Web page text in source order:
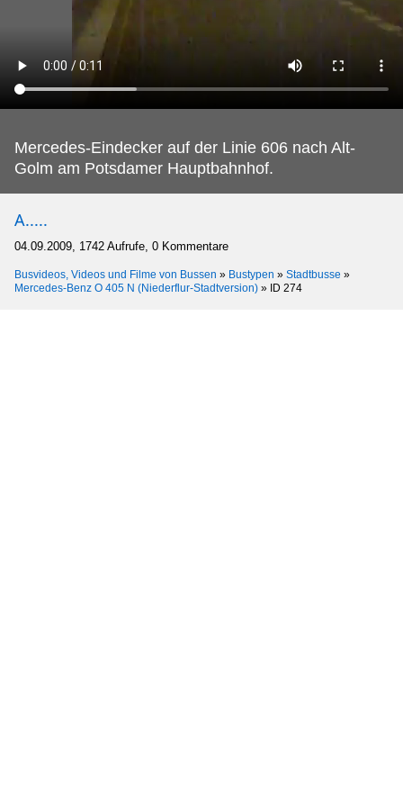
Mercedes-Eindecker auf der Linie 606 nach Alt-
Golm am Potsdamer Hauptbahnhof.
A.....
04.09.2009, 1742 Aufrufe, 0 Kommentare
Busvideos, Videos und Filme von Bussen » Bustypen » Stadtbusse »
Mercedes-Benz O 405 N (Niederflur-Stadtversion) » ID 274